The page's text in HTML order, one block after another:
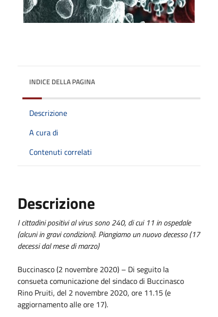
INDICE DELLA PAGINA
Descrizione
A cura di
Contenuti correlati
Descrizione
I cittadini positivi al virus sono 240, di cui 11 in ospedale
(alcuni in gravi condizioni). Piangiamo un nuovo decesso (17
decessi dal mese di marzo)
Buccinasco (2 novembre 2020) – Di seguito la
consueta comunicazione del sindaco di Buccinasco
Rino Pruiti, del 2 novembre 2020, ore 11.15 (e
aggiornamento alle ore 17).